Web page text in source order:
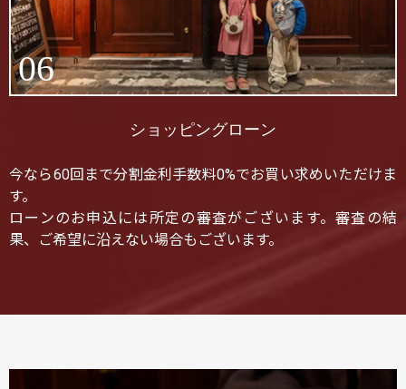
06
ショッピングローン
今なら60回まで分割金利手数料0%でお買い求めいただけま
す。
ローンのお申込には所定の審査がございます。審査の結
果、ご希望に沿えない場合もございます。